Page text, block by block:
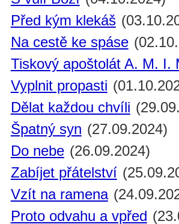
Před kým klekáš
Na cestě ke spáse
Tiskový apoštolát A. M. I.
Vyplnit propasti
Dělat každou chvíli
Špatný syn (27.09.2024)
Do nebe (26.09.2024)
Zabíjet přátelství
Vzít na ramena
Proto odvahu a vpřed